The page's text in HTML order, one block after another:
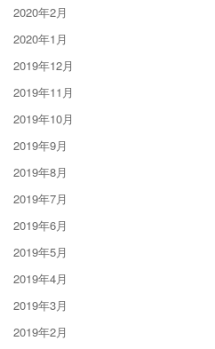
2020年2月
2020年1月
2019年12月
2019年11月
2019年10月
2019年9月
2019年8月
2019年7月
2019年6月
2019年5月
2019年4月
2019年3月
2019年2月